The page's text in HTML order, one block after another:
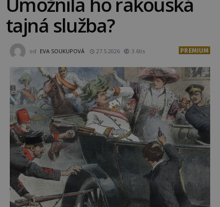
tajná služba?
od EVA SOUKUPOVÁ 27.5.2026 3.6tis PREMIUM